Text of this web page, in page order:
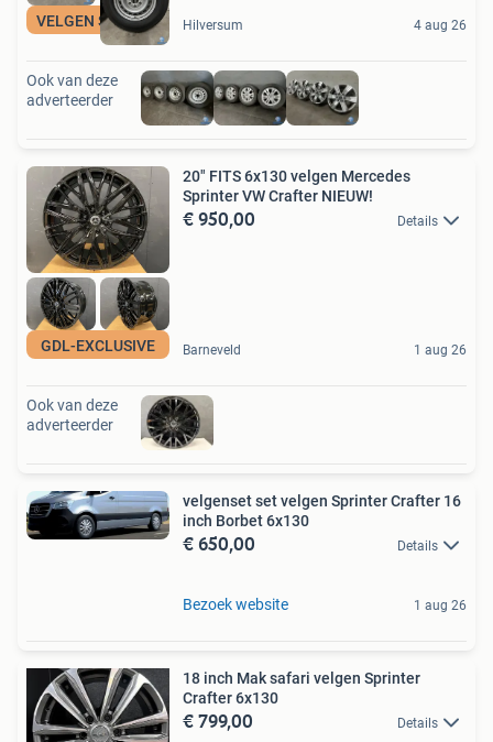
VELGEN SPECIALIST Hilversum 4 aug 26
Ook van deze
adverteerder
GDL-EXCLUSIVE
20" FITS 6x130 velgen Mercedes
Sprinter VW Crafter NIEUW!
€ 950,00 Details
Barneveld 1 aug 26
Ook van deze
adverteerder
velgenset set velgen Sprinter Crafter 16
inch Borbet 6x130
€ 650,00 Details
Bezoek website 1 aug 26
18 inch Mak safari velgen Sprinter
Crafter 6x130
€ 799,00 Details